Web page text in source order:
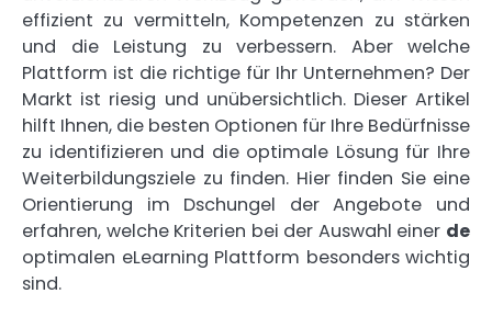
effizient zu vermitteln, Kompetenzen zu stärken
und die Leistung zu verbessern. Aber welche
Plattform ist die richtige für Ihr Unternehmen? Der
Markt ist riesig und unübersichtlich. Dieser Artikel
hilft Ihnen, die besten Optionen für Ihre Bedürfnisse
zu identifizieren und die optimale Lösung für Ihre
Weiterbildungsziele zu finden. Hier finden Sie eine
Orientierung im Dschungel der Angebote und
erfahren, welche Kriterien bei der Auswahl einer de
optimalen eLearning Plattform besonders wichtig
sind.